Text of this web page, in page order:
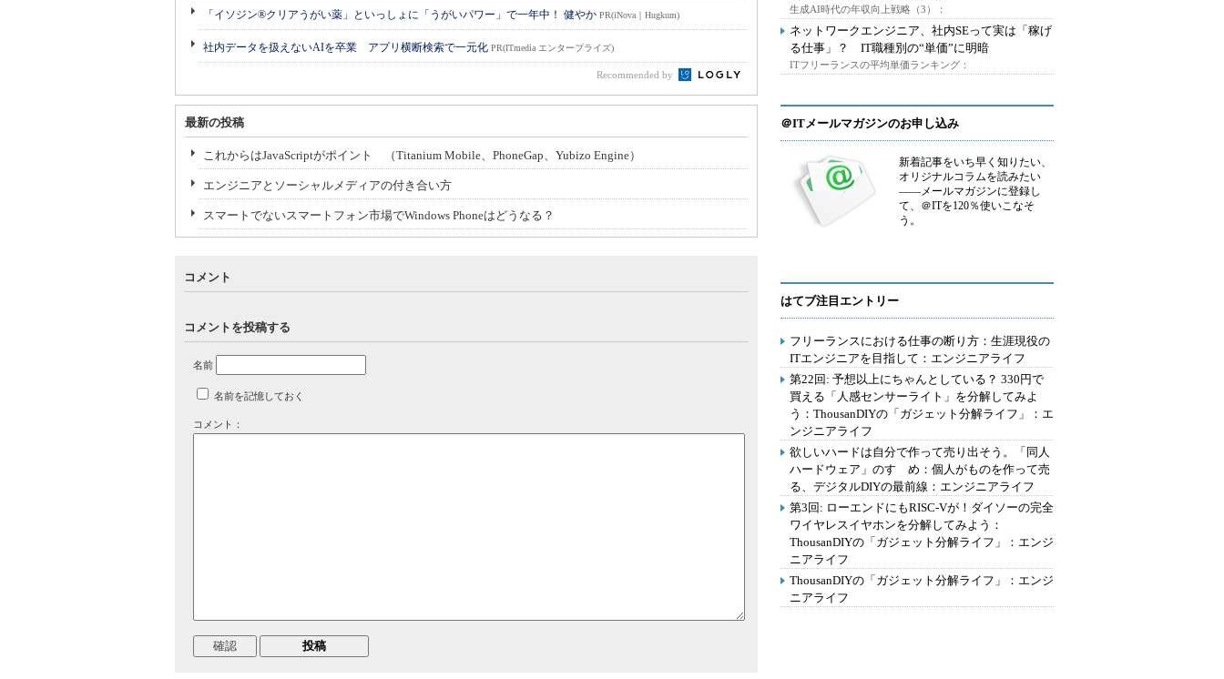
「イソジン®クリアうがい薬」といっしょに「うがいパワー」で一年中！ 健やか PR(iNova｜Hugkum)
社内データを扱えないAIを卒業 アプリ横断検索で一元化 PR(ITmedia エンタープライズ)
Recommended by
最新の投稿
これからはJavaScriptがポイント （Titanium Mobile、PhoneGap、Yubizo Engine）
エンジニアとソーシャルメディアの付き合い方
スマートでないスマートフォン市場でWindows Phoneはどうなる？
コメント
コメントを投稿する
名前
名前を記憶しておく
コメント：
生成AI時代の年収向上戦略（3）：
ネットワークエンジニア、社内SEって実は「稼げ
る仕事」？ IT職種別の“単価”に明暗
ITフリーランスの平均単価ランキング：
＠ITメールマガジンのお申し込み
新着記事をいち早く知りたい、
オリジナルコラムを読みたい
――メールマガジンに登録し
て、＠ITを120％使いこなそ
う。
はてブ注目エントリー
フリーランスにおける仕事の断り方：生涯現役の
ITエンジニアを目指して：エンジニアライフ
第22回: 予想以上にちゃんとしている？ 330円で
買える「人感センサーライト」を分解してみよ
う：ThousanDIYの「ガジェット分解ライフ」：エ
ンジニアライフ
欲しいハードは自分で作って売り出そう。「同人
ハードウェア」のすゝめ：個人がものを作って売
る、デジタルDIYの最前線：エンジニアライフ
第3回: ローエンドにもRISC-Vが！ダイソーの完全
ワイヤレスイヤホンを分解してみよう：
ThousanDIYの「ガジェット分解ライフ」：エンジ
ニアライフ
ThousanDIYの「ガジェット分解ライフ」：エンジ
ニアライフ